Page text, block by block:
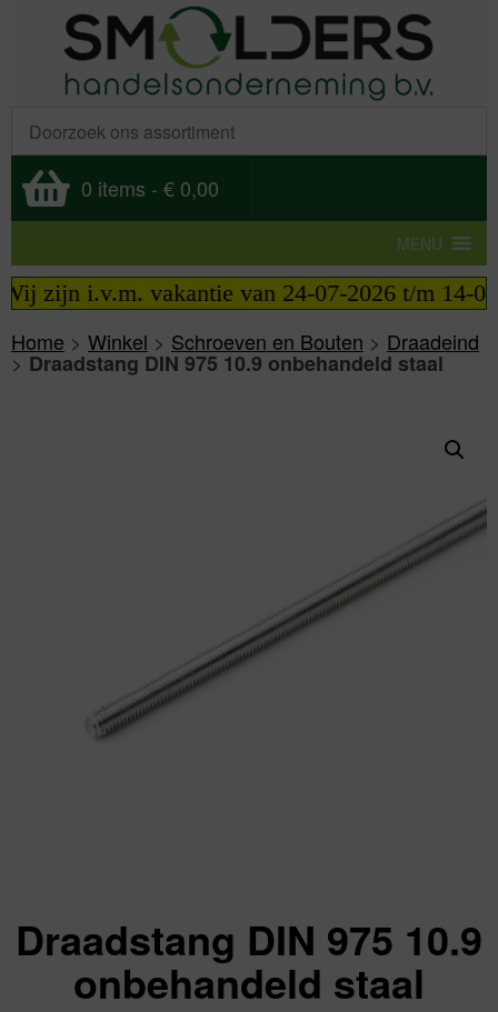
0 items - € 0,00
MENU
i.v.m. vakantie van 24-07-2026 t/m 14-08-
Home > Winkel > Schroeven en Bouten > Draadeind
>Draadstang DIN 975 10.9 onbehandeld staal
Draadstang DIN 975 10.9
onbehandeld staal